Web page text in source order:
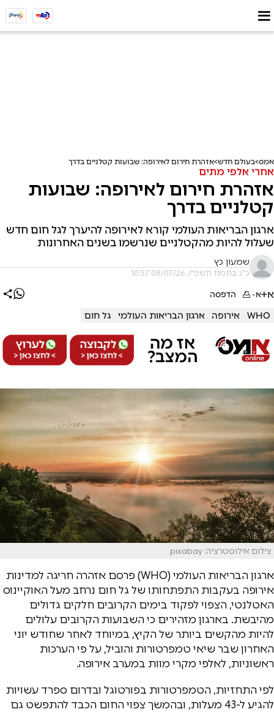
אמס בעולם חדש אזהרת חירום לאירופה: שבועות קטלניים בדרך
אחרי אלפי מתים
אזהרת חירום לאירופה: שבועות
קטלניים בדרך
ארגון הבריאות העולמי קורא לאירופה להיערך לגל חום חדש
שעלול להיות מהקטלניים שנרשמו בשנים האחרונות
שמעון כץ
כ"ג בתמוז תשפ"ו, 08/07/26 10:57
א+א- הדפסה
WHO אירופה ארגון הבריאות העולמי גל חום
צילום אילוסטרציה: pixabay
ארגון הבריאות העולמי (WHO) פרסם אזהרה חריגה למדינות
אירופה בעקבות התפתחותו של גל חום נרחב מעל האוקיינוס
האטלנטי, הצפוי לפקוד בימים הקרובים חלקים גדולים
מהיבשת. בארגון מזהירים כי השבועות הקרובים עלולים
להיות מהקשים ביותר של הקיץ, במיוחד לאחר שחודש יוני
האחרון שבר שיאי טמפרטורות והוביל, על פי הערכות
ראשוניות, לאלפי מקרי מוות במערב אירופה.
לפי התחזיות, הטמפרטורות בפורטוגל ובדרום ספרד עשויות
להגיע ל-43 מעלות, ובהמשך צפוי החום הכבד להתפשט גם